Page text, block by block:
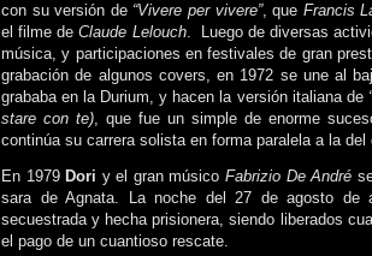
con su versión de“Vivere per vivere”, que Francis
el filme deClaude Lelouch. Luego de diversas
música, y participaciones en festivales de gran
grabación de algunos covers, en 1972 se une al
grababa en la Durium, y hacen la versión italiana de
stare con te), que fue un simple de enorme
continúa su carrera solista en forma paralela a la del
En 1979 Dori y el gran músicoFabrizio De André
sara de Agnata. La noche del 27 de agosto de
secuestrada y hecha prisionera, siendo liberados
el pago de un cuantioso rescate.